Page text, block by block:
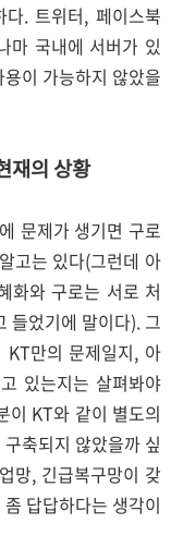
. 트위터, 페이스북
마 국내에 서버가 있
이 가능하지 않았을
재의 상황
문제가 생기면 구로
고는 있다(그런데 아
화와 구로는 서로 처
들었기에 말이다). 그
KT만의 문제일지, 아
있는지는 살펴봐야
이 KT와 같이 별도의
축되지 않았을까 싶
망, 긴급복구망이 갖
답답하다는 생각이